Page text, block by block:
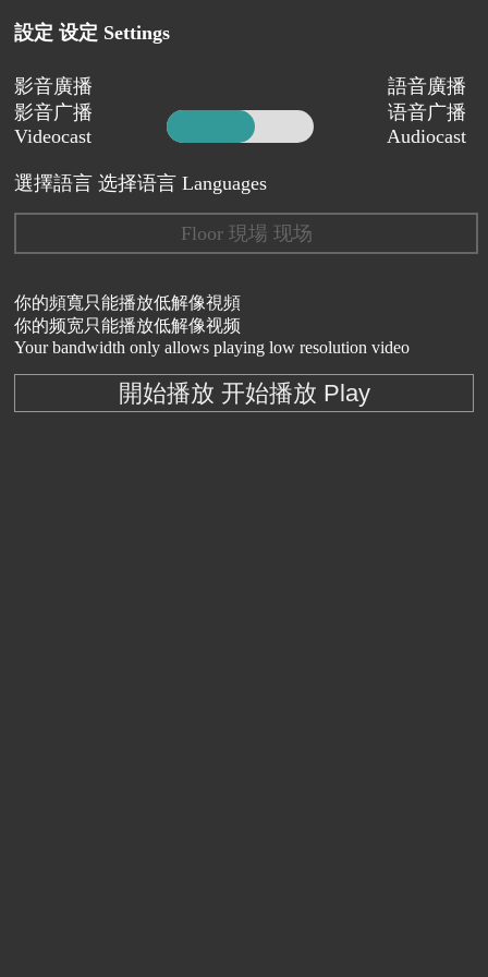
設定 设定 Settings
影音廣播
影音广播
Videocast
語音廣播
语音广播
Audiocast
選擇語言 选择语言 Languages
Floor 現場 现场
你的頻寬只能播放低解像視頻
你的频宽只能播放低解像视频
Your bandwidth only allows playing low resolution video
開始播放 开始播放 Play